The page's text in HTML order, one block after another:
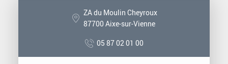
ZA du Moulin Cheyroux
87700 Aixe-sur-Vienne
05 87 02 01 00